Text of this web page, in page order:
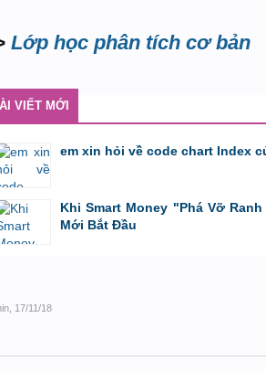
Lớp học phân tích cơ bản
VIẾT MỚI
em xin hỏi về code chart Index
GiaBao09052000 ,8/7/26 lúc 10:21
Khi Smart Money "Phá Vỡ
Mới Bắt Đầu
17/11/18